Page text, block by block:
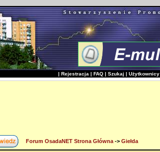
| Rejestracja | FAQ | Szukaj | Użytkownicy
Forum OsadaNET Strona Główna-> Giełda